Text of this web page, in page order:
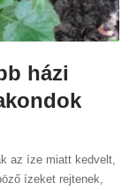
házi
az íze miatt kedvelt,
ízeket rejtenek,